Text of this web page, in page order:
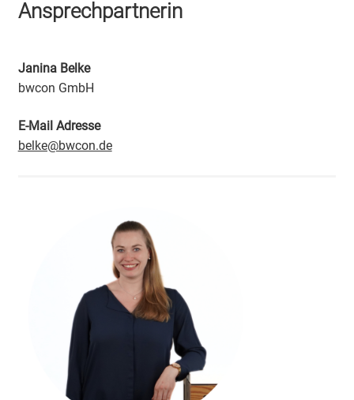
Ansprechpartnerin
Janina Belke
bwcon GmbH
E-Mail Adresse
belke@bwcon.de